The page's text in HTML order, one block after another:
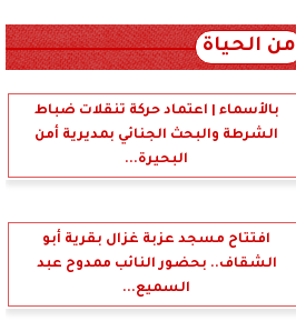
من الحياة
بالأسماء | اعتماد حركة تنقلات ضباط
الشرطة والبحث الجنائي بمديرية أمن
البحيرة...
افتتاح مسجد عزبة غزال بقرية أبو
الشقاف.. بحضور النائب ممدوح عبد
السميع...